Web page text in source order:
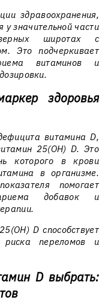
здравоохранения,
значительной части
широтах с
Это подчеркивает
витаминов и
здоровья
витамина D,
25(ОН) D. Это
которого в крови
в организме.
помогает
приема добавок и
D способствует
риска переломов и
D выбрать: